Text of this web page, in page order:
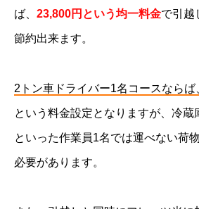
ば、 23,800円という均一料金で引越
節約出来ます。
2トン車ドライバー1名コースならば
という料金設定となりますが、冷蔵
といった作業員1名では運べない荷
必要があります。